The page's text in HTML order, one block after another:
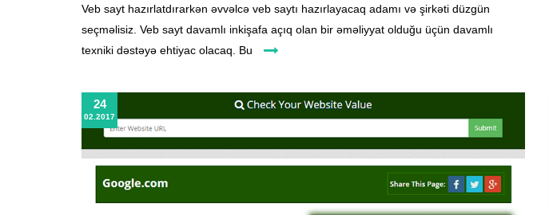
Veb sayt hazırlatdırarkən əvvəlcə veb saytı hazırlayacaq adamı və şirkəti düzgün
seçməlisiz. Veb sayt davamlı inkişafa açıq olan bir əməliyyat olduğu üçün davamlı
texniki dəstəyə ehtiyac olacaq. Bu
24
02.2017